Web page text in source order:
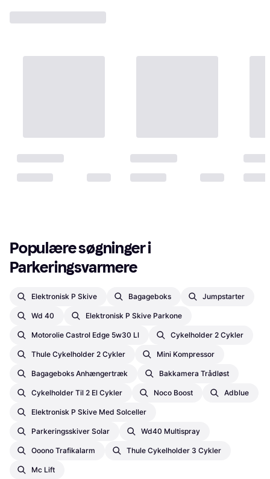
Populære søgninger i
Parkeringsvarmere
Elektronisk P Skive Bagageboks Jumpstarter
Wd 40 Elektronisk P Skive Parkone
Motorolie Castrol Edge 5w30 Ll Cykelholder 2 Cykler
Thule Cykelholder 2 Cykler Mini Kompressor
Bagageboks Anhængertræk Bakkamera Trådløst
Cykelholder Til 2 El Cykler Noco Boost Adblue
Elektronisk P Skive Med Solceller
Parkeringsskiver Solar Wd40 Multispray
Ooono Trafikalarm Thule Cykelholder 3 Cykler
Mc Lift